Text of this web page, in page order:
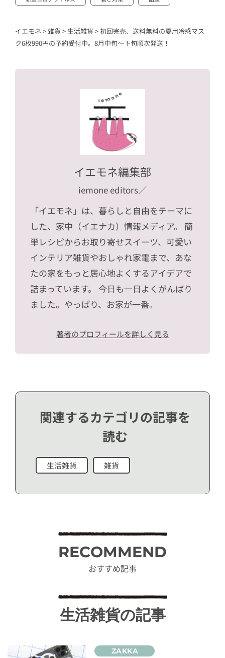
イエモネ >雑貨 > 生活雑貨 >初回完売、送料無料の夏用冷感マス
ク6枚990円の予約受付中。8月中旬〜下旬順次発送！
イエモネ編集部
iemone editors／
「イエモネ」は、暮らしと自由をテーマに
した、家中（イエナカ）情報メディア。 簡
単レシピからお取り寄せスイーツ、可愛い
インテリア雑貨やおしゃれ家電まで、あな
たの家をもっと居心地よくするアイデアで
詰まっています。 今日も一日よくがんばり
ました。やっぱり、お家が一番。
著者のプロフィールを詳しく見る
関連するカテゴリの記事を
読む
生活雑貨 雑貨
RECOMMEND
おすすめ記事
生活雑貨の記事